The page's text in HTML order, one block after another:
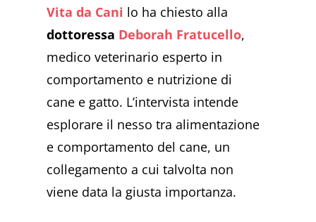
Vita da Cani lo ha chiesto alla
dottoressa Deborah Fratucello,
medico veterinario esperto in
comportamento e nutrizione di
cane e gatto. L’intervista intende
esplorare il nesso tra alimentazione
e comportamento del cane, un
collegamento a cui talvolta non
viene data la giusta importanza.